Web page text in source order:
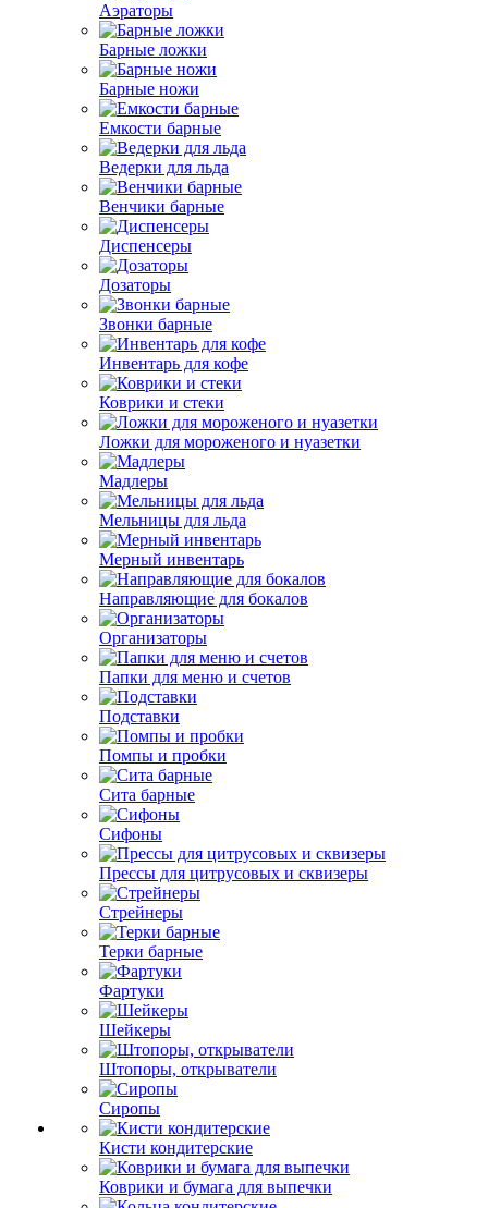
Аэраторы
Барные ложки
Барные ножи
Емкости барные
Ведерки для льда
Венчики барные
Диспенсеры
Дозаторы
Звонки барные
Инвентарь для кофе
Коврики и стеки
Ложки для мороженого и нуазетки
Мадлеры
Мельницы для льда
Мерный инвентарь
Направляющие для бокалов
Организаторы
Папки для меню и счетов
Подставки
Помпы и пробки
Сита барные
Сифоны
Прессы для цитрусовых и сквизеры
Стрейнеры
Терки барные
Фартуки
Шейкеры
Штопоры, открыватели
Сиропы
Кисти кондитерские
Коврики и бумага для выпечки